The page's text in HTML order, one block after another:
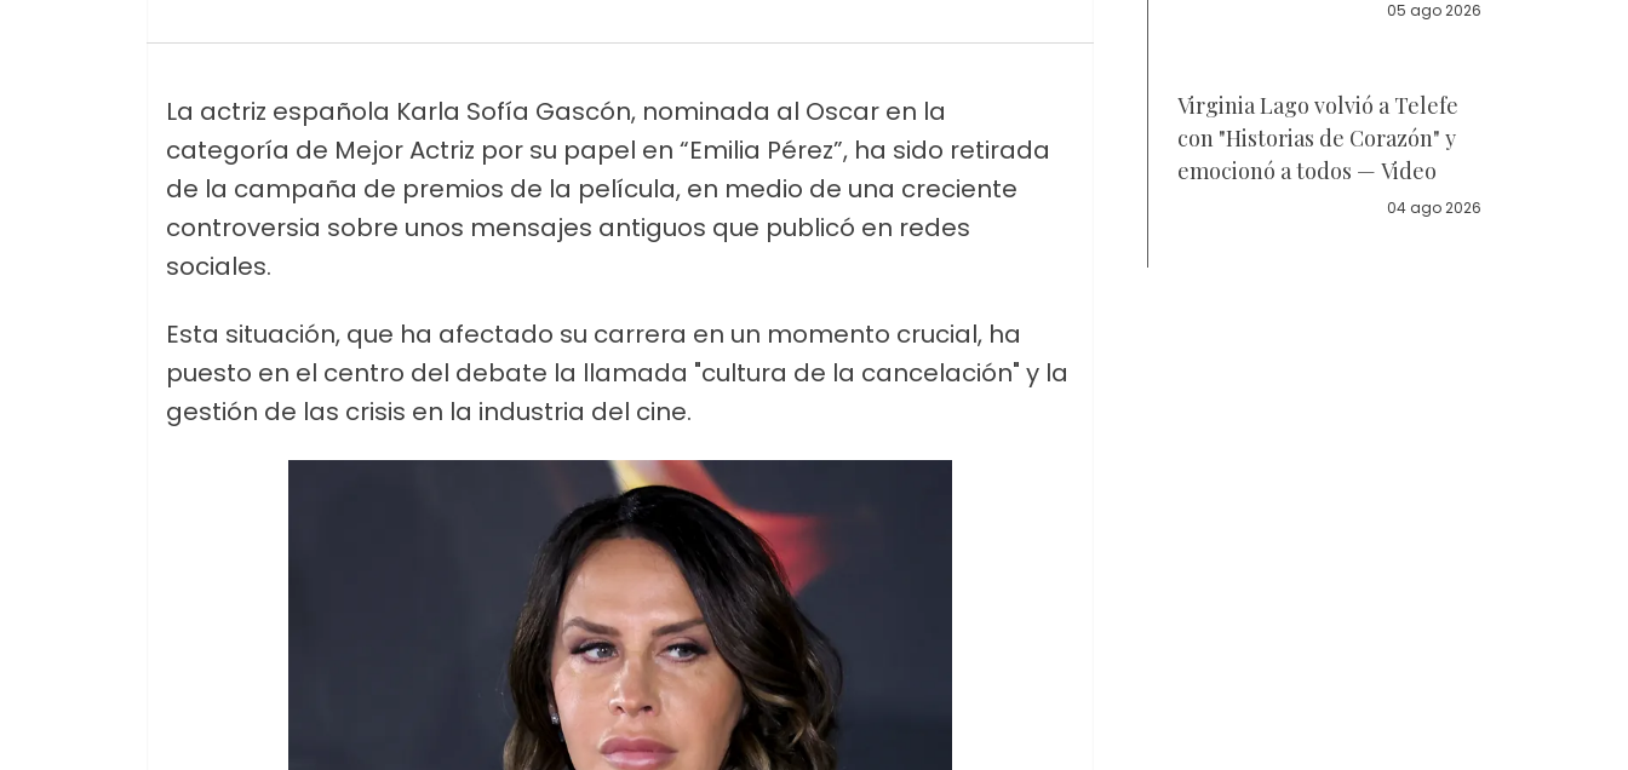
La actriz española Karla Sofía Gascón, nominada al Oscar en la
categoría de Mejor Actriz por su papel en “Emilia Pérez”, ha sido retirada
de la campaña de premios de la película, en medio de una creciente
controversia sobre unos mensajes antiguos que publicó en redes
sociales.
Esta situación, que ha afectado su carrera en un momento crucial, ha
puesto en el centro del debate la llamada "cultura de la cancelación" y la
gestión de las crisis en la industria del cine.
05 ago 2026
Virginia Lago volvió a Telefe
con "Historias de Corazón" y
emocionó a todos — Video
04 ago 2026